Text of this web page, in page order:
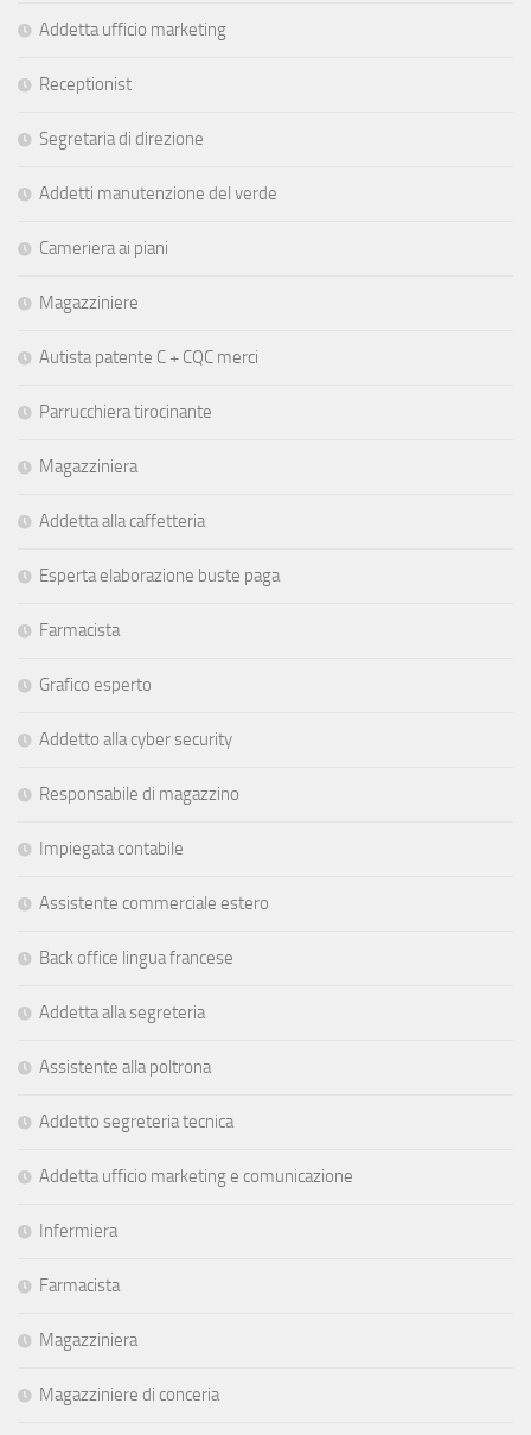
Addetta ufficio marketing
Receptionist
Segretaria di direzione
Addetti manutenzione del verde
Cameriera ai piani
Magazziniere
Autista patente C + CQC merci
Parrucchiera tirocinante
Magazziniera
Addetta alla caffetteria
Esperta elaborazione buste paga
Farmacista
Grafico esperto
Addetto alla cyber security
Responsabile di magazzino
Impiegata contabile
Assistente commerciale estero
Back office lingua francese
Addetta alla segreteria
Assistente alla poltrona
Addetto segreteria tecnica
Addetta ufficio marketing e comunicazione
Infermiera
Farmacista
Magazziniera
Magazziniere di conceria